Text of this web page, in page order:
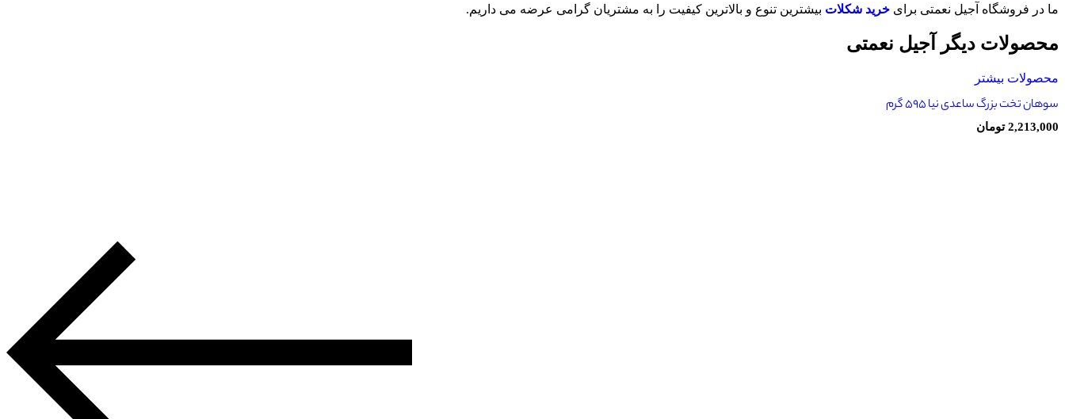
ما در فروشگاه آجیل نعمتی برای خرید شکلات بیشترین تنوع و بالاترین کیفیت را به مشتریان گرامی عرضه می داریم.
محصولات دیگر آجیل نعمتی
محصولات بیشتر
سوهان تخت بزرگ ساعدی نیا 595 گرم
2,213,000 تومان